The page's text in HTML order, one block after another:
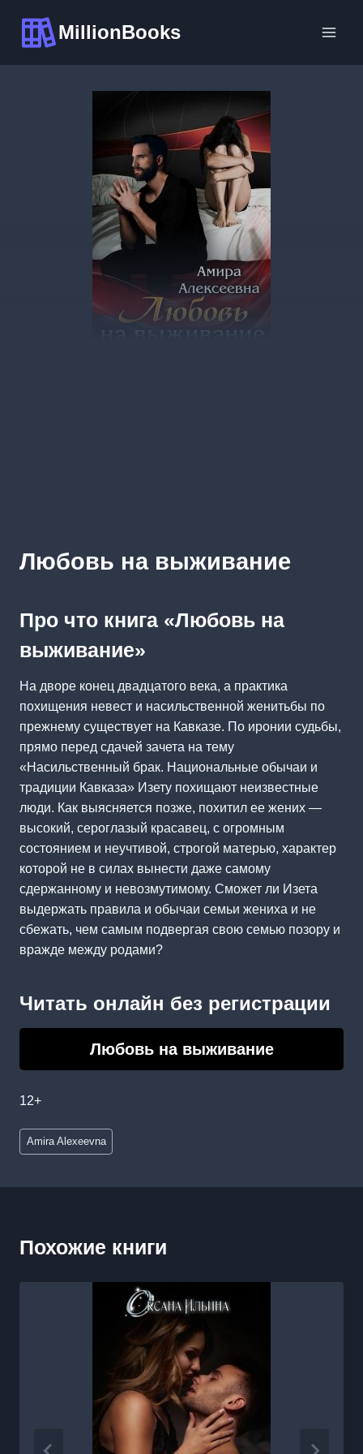
содержимому
MillionBooks
Любовь на выживание
Про что книга «Любовь на
выживание»
На дворе конец двадцатого века, а практика
похищения невест и насильственной женитьбы по
прежнему существует на Кавказе. По иронии судьбы,
прямо перед сдачей зачета на тему
«Насильственный брак. Национальные обычаи и
традиции Кавказа» Изету похищают неизвестные
люди. Как выясняется позже, похитил ее жених —
высокий, сероглазый красавец, с огромным
состоянием и неучтивой, строгой матерью, характер
которой не в силах вынести даже самому
сдержанному и невозмутимому. Сможет ли Изета
выдержать правила и обычаи семьи жениха и не
сбежать, чем самым подвергая свою семью позору и
вражде между родами?
Читать онлайн без регистрации
Любовь на выживание
12+
Метки
записи:
Amira Alexeevna
Похожие книги